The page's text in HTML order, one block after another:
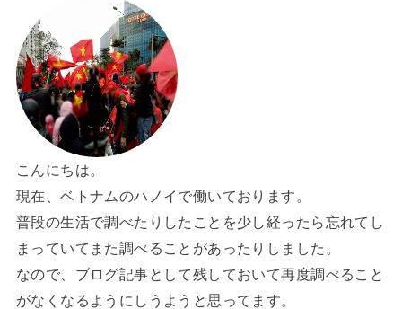
こんにちは。
現在、ベトナムのハノイで働いております。
普段の生活で調べたりしたことを少し経ったら忘れてし
まっていてまた調べることがあったりしました。
なので、ブログ記事として残しておいて再度調べること
がなくなるようにしうようと思ってます。